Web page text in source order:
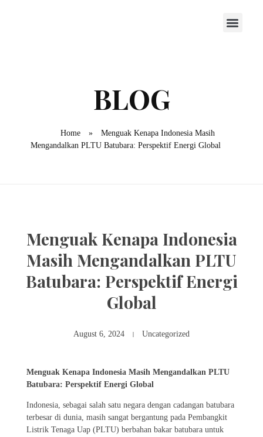
Home »
Menguak Kenapa Indonesia Masih
Mengandalkan PLTU Batubara: Perspektif Energi Global
Menguak Kenapa Indonesia
Masih Mengandalkan PLTU
Batubara: Perspektif Energi
Global
August 6, 2024 Uncategorized
Menguak Kenapa Indonesia Masih Mengandalkan PLTU
Batubara: Perspektif Energi Global
Indonesia, sebagai salah satu negara dengan cadangan batubara
terbesar di dunia, masih sangat bergantung pada Pembangkit
Listrik Tenaga Uap (PLTU) berbahan bakar batubara untuk